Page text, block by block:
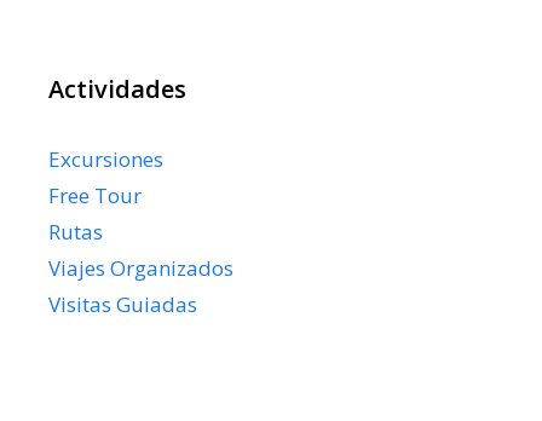
Actividades
Excursiones
Free Tour
Rutas
Viajes Organizados
Visitas Guiadas